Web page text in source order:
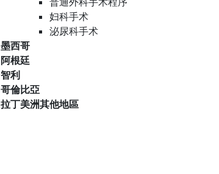
妇科手术
泌尿科手术
墨西哥
阿根廷
智利
哥倫比亞
拉丁美洲其他地區